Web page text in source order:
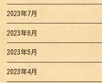
2023年7月
2023年6月
2023年5月
2023年4月